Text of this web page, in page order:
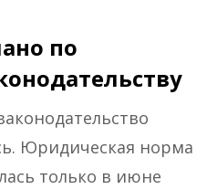
по
Юридическая норма
только в июне